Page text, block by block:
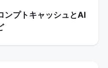
プトキャッシュとAI